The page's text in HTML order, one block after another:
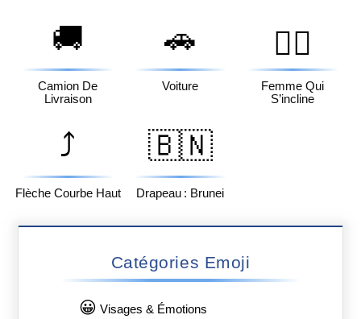
🚚
Camion De
Livraison
🚗
Voiture
🙇‍♀️
Femme Qui
S’incline
⤴️
Flèche Courbe Haut
🇧🇳
Drapeau : Brunei
Catégories Emoji
😀 Visages & Émotions